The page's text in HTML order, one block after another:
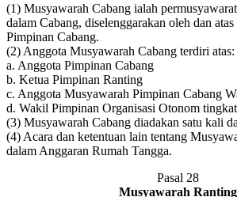
(1) Musyawarah Cabang ialah
dalam Cabang, diselenggarakan oleh dan
Pimpinan Cabang.
(2) Anggota Musyawarah Cabang terdiri atas:
a. Anggota Pimpinan Cabang
b. Ketua Pimpinan Ranting
c. Anggota Musyawarah Pimpinan Cabang
d. Wakil Pimpinan Organisasi Otonom
(3) Musyawarah Cabang diadakan satu kali
(4) Acara dan ketentuan lain tentang
dalam Anggaran Rumah Tangga.
Pasal 28
Musyawarah Ranting